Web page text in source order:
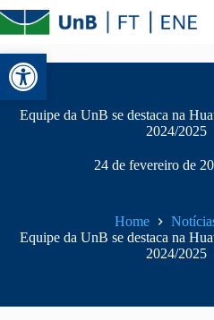
Abrir a barra de
Equipe da UnB se destaca na
2024/2025
24 de fevereiro de
Home
Equipe da UnB se destaca na
2024/2025